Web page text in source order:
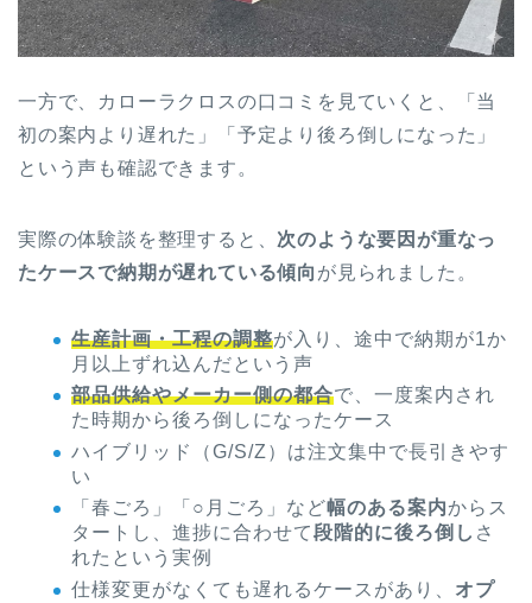
一方で、カローラクロスの口コミを見ていくと、「当
初の案内より遅れた」「予定より後ろ倒しになった」
という声も確認できます。
実際の体験談を整理すると、 次のような要因が重なっ
たケースで納期が遅れている傾向 が見られました。
生産計画・工程の調整が入り、途中で納期が1か
月以上ずれ込んだという声
部品供給やメーカー側の都合で、一度案内され
た時期から後ろ倒しになったケース
ハイブリッド（G/S/Z）は注文集中で長引きやす
い
「春ごろ」「○月ごろ」など幅のある案内からス
タートし、進捗に合わせて段階的に後ろ倒し さ
れたという実例
仕様変更がなくても遅れるケースがあり、 オプ